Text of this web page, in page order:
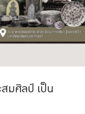
มศิลป์ เป็น